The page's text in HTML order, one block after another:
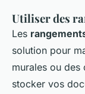
Utiliser des
Les
solution pour
murales ou des
stocker vos